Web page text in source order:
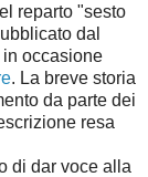
reparto "sesto
dal
in occasione
. La breve storia
da parte dei
resa
di dar voce alla